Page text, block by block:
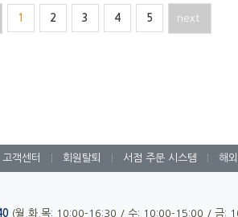
1 2 3 4 5 next
고객센터 회원탈퇴 서점 주문 시스템 해
(월,화,목: 10:00-16:30 / 수: 10:00-15:00 / 금: